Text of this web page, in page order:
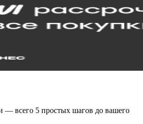
— всего 5 простых шагов до вашего